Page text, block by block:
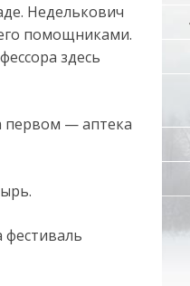
Неделькович
помощниками.
здесь
первом — аптека
фестиваль